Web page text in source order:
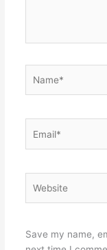
Save my name,